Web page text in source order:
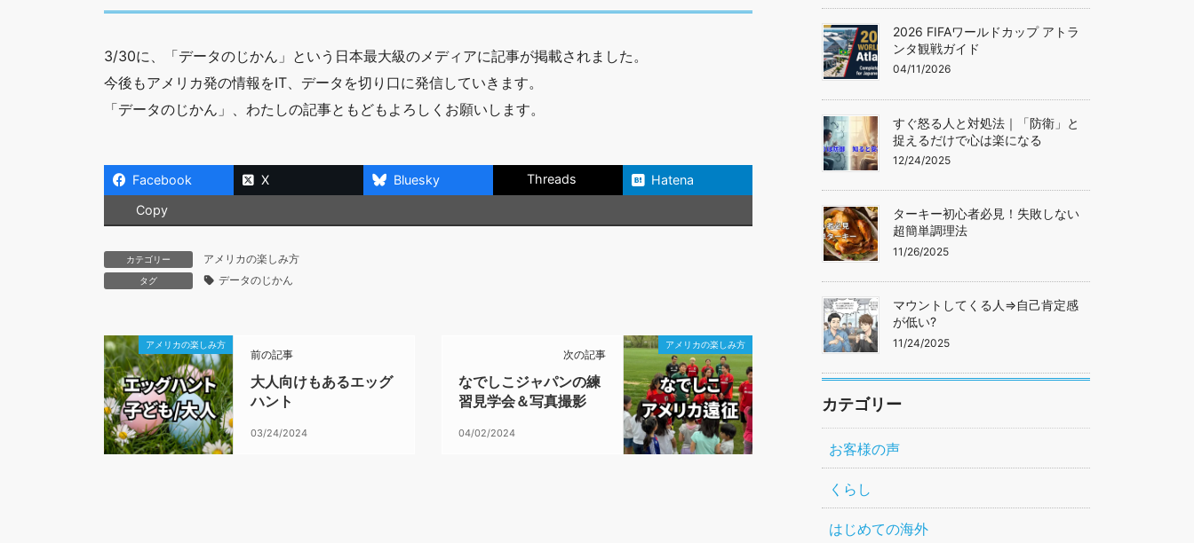
3/30に、「データのじかん」という日本最大級のメディアに記事が掲載されました。
今後もアメリカ発の情報をIT、データを切り口に発信していきます。
「データのじかん」、わたしの記事ともどもよろしくお願いします。
Facebook X Bluesky Threads
Hatena
Copy
カテゴリー アメリカの楽しみ方
タグ データのじかん
アメリカの楽しみ方
前の記事
大人向けもあるエッグ
ハント
03/24/2024
アメリカの楽しみ方
次の記事
なでしこジャパンの練
習見学会＆写真撮影
04/02/2024
2026 FIFAワールドカップ アトラ
ンタ観戦ガイド
04/11/2026
すぐ怒る人と対処法｜「防衛」と
捉えるだけで心は楽になる
12/24/2025
ターキー初心者必見！失敗しない
超簡単調理法
11/26/2025
マウントしてくる人=>自己肯定感
が低い?
11/24/2025
カテゴリー
お客様の声
くらし
はじめての海外